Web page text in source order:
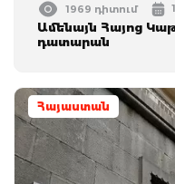
1969 դիտում
Ամենայն Հայոց
դատարան
Հայաստան